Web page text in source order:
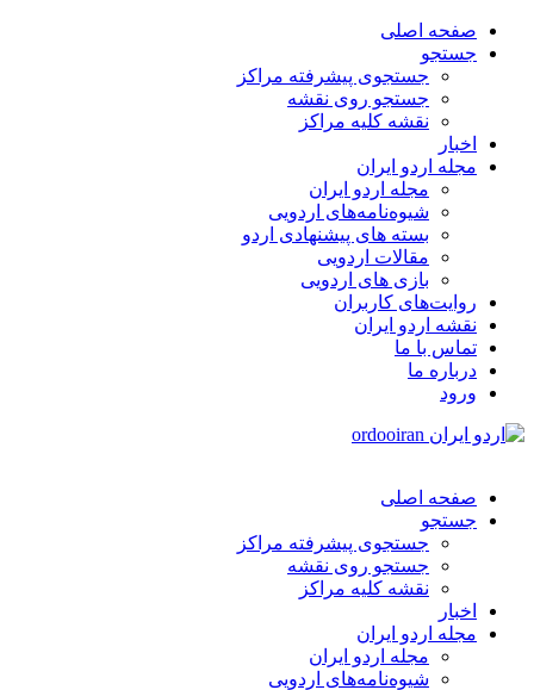
صفحه اصلی
جستجو
جستجوی پیشرفته مراکز
جستجو روی نقشه
نقشه کلیه مراکز
اخبار
مجله اردو ایران
مجله اردو ایران
شیوه‌نامه‌های اردویی
بسته های پیشنهادی اردو
مقالات اردویی
بازی های اردویی
روایت‌های کاربران
نقشه اردو ایران
تماس با ما
درباره ما
ورود
صفحه اصلی
جستجو
جستجوی پیشرفته مراکز
جستجو روی نقشه
نقشه کلیه مراکز
اخبار
مجله اردو ایران
مجله اردو ایران
شیوه‌نامه‌های اردویی